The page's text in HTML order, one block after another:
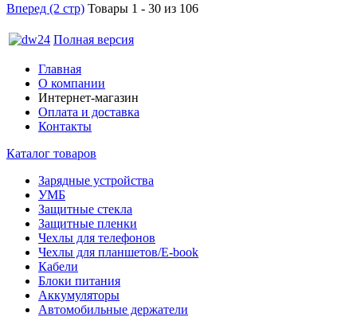
Вперед (2 стр) Товары 1 - 30 из 106
Полная версия
Главная
О компании
Интернет-магазин
Оплата и доставка
Контакты
Каталог товаров
Зарядные устройства
УМБ
Защитные стекла
Защитные пленки
Чехлы для телефонов
Чехлы для планшетов/E-book
Кабели
Блоки питания
Аккумуляторы
Автомобильные держатели